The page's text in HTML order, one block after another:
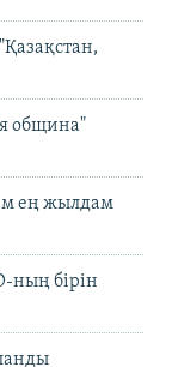
община"
ең жылдам
ның бірін